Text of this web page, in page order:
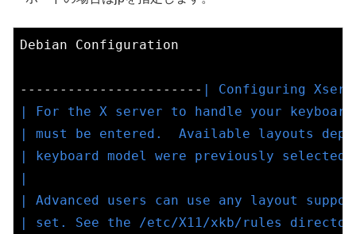
Debian Configuration
----------------------- | Configuring
| For the X server to handle your
| must be entered.  Available layouts
| keyboard model were previously
|
| Advanced users can use any layout
| set. See the /etc/X11/xkb/rules